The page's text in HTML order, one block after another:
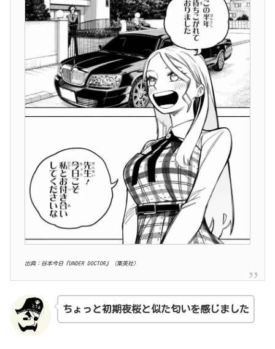
出典：谷本今日『UNDER DOCTOR』（集英社）
ちょっと初期夜桜と似た匂いを感じました